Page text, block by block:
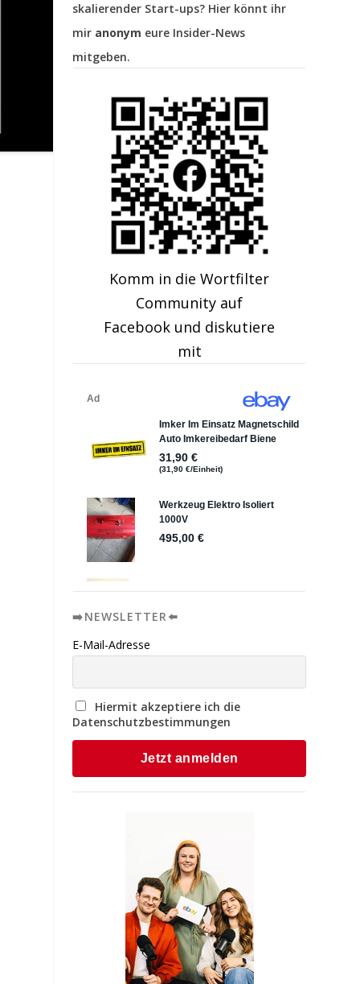
skalierender Start-ups? Hier könnt ihr
mir anonym eure Insider-News
mitgeben.
Komm in die Wortfilter
Community auf
Facebook und diskutiere
mit
➡️NEWSLETTER⬅️
E-Mail-Adresse
Hiermit akzeptiere ich die
Datenschutzbestimmungen